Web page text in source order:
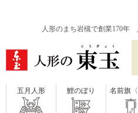
人形のまち岩槻で創業170年
五月人形 鯉のぼり 名前旗〈